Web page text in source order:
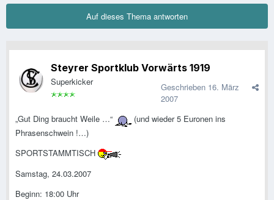
Auf dieses Thema antworten
Steyrer Sportklub Vorwärts 1919
Superkicker Geschrieben 16. März
2007
„Gut Ding braucht Weile …“
(und wieder 5 Euronen ins
Phrasenschwein !…)
SPORTSTAMMTISCH
Samstag, 24.03.2007
Beginn: 18:00 Uhr